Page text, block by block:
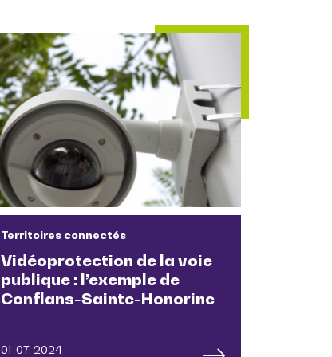
Territoires connectés
Vidéoprotection de la voie
publique : l’exemple de
Conflans-Sainte-Honorine
01-07-2024